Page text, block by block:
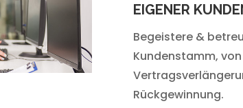
EIGENER
Begeistere &
Kundenstamm,
Rückgewinnung.